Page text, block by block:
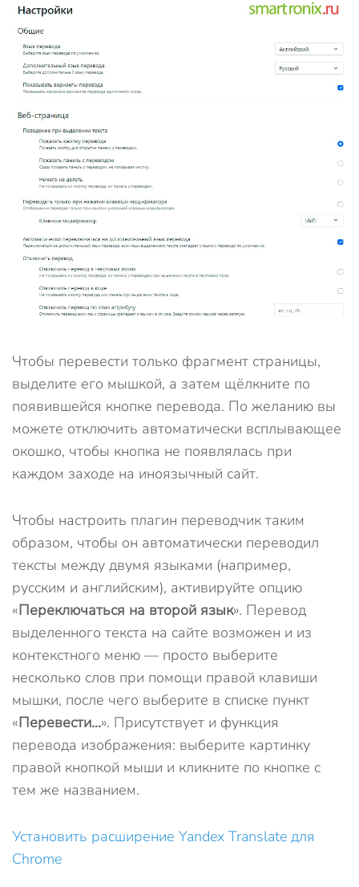
Чтобы перевести только фрагмент страницы,
выделите его мышкой, а затем щёлкните по
появившейся кнопке перевода. По желанию вы
можете отключить автоматически всплывающее
окошко, чтобы кнопка не появлялась при
каждом заходе на иноязычный сайт.
Чтобы настроить плагин переводчик таким
образом, чтобы он автоматически переводил
тексты между двумя языками (например,
русским и английским), активируйте опцию
«Переключаться на второй язык». Перевод
выделенного текста на сайте возможен и из
контекстного меню — просто выберите
несколько слов при помощи правой клавиши
мышки, после чего выберите в списке пункт
«Перевести…». Присутствует и функция
перевода изображения: выберите картинку
правой кнопкой мыши и кликните по кнопке с
тем же названием.
Установить расширение Yandex Translate для
Chrome